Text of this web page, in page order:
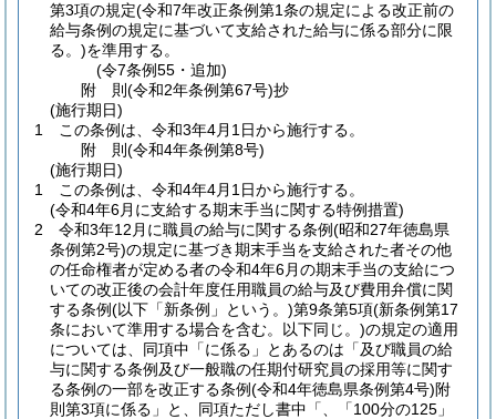
第3項の規定(令和7年改正条例第1条の規定による改正前の
給与条例の規定に基づいて支給された給与に係る部分に限
る。)を準用する。
(令7条例55・追加)
附 則(令和2年条例第67号)抄
(施行期日)
1
この条例は、令和3年4月1日から施行する。
附 則(令和4年条例第8号)
(施行期日)
1
この条例は、令和4年4月1日から施行する。
(令和4年6月に支給する期末手当に関する特例措置)
2
令和3年12月に職員の給与に関する条例(昭和27年徳島県
条例第2号)の規定に基づき期末手当を支給された者その他
の任命権者が定める者の令和4年6月の期末手当の支給につ
いての改正後の会計年度任用職員の給与及び費用弁償に関
する条例(以下「新条例」という。)第9条第5項(新条例第17
条において準用する場合を含む。以下同じ。)の規定の適用
については、同項中「に係る」とあるのは「及び職員の給
与に関する条例及び一般職の任期付研究員の採用等に関す
る条例の一部を改正する条例(令和4年徳島県条例第4号)附
則第3項に係る」と、同項ただし書中「、「100分の125」